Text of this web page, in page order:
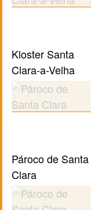
Kloster Santa
Clara-a-Velha
Pároco de Santa
Clara